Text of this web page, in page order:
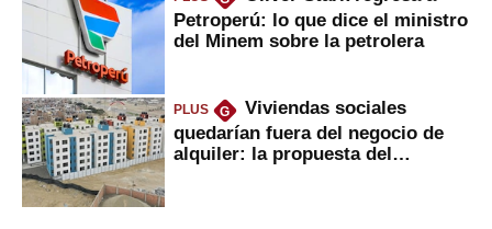
Petroperú: lo que dice el ministro
del Minem sobre la petrolera
PLUS G
Viviendas sociales
quedarían fuera del negocio de
alquiler: la propuesta del